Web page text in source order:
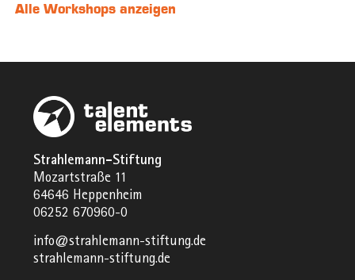
Alle Workshops anzeigen
Strahlemann-Stiftung
Mozartstraße 11
64646 Heppenheim
06252 670960-0
info@strahlemann-stiftung.de
strahlemann-stiftung.de